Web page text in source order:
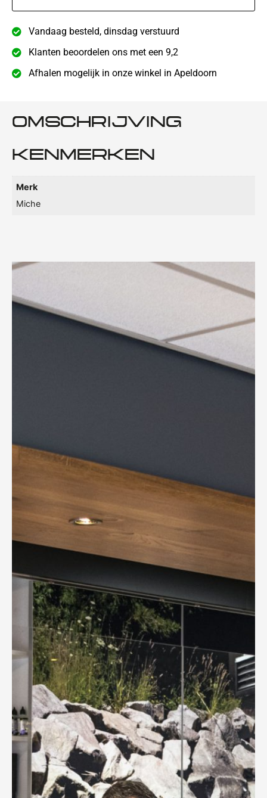
Vandaag besteld, dinsdag verstuurd
Klanten beoordelen ons met een 9,2
Afhalen mogelijk in onze winkel in Apeldoorn
OMSCHRIJVING
KENMERKEN
Merk
Miche